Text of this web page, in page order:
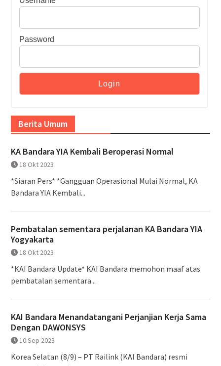
Password
Berita Umum
KA Bandara YIA Kembali Beroperasi Normal
18 Okt 2023
*Siaran Pers* *Gangguan Operasional Mulai Normal, KA
Bandara YIA Kembali...
Pembatalan sementara perjalanan KA Bandara YIA
Yogyakarta
18 Okt 2023
*KAI Bandara Update* KAI Bandara memohon maaf atas
pembatalan sementara...
KAI Bandara Menandatangani Perjanjian Kerja Sama
Dengan DAWONSYS
10 Sep 2023
Korea Selatan (8/9) – PT Railink (KAI Bandara) resmi